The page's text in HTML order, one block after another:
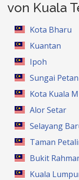
von Kuala
Kota Bharu
Kuantan
Ipoh
Sungai
Kota Kuala
Alor Setar
Selayang
Taman
Bukit
Kuala